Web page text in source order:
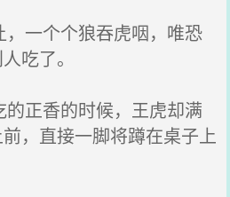
一个个狼吞虎咽，唯恐
吃了。
正香的时候，王虎却满
，直接一脚将蹲在桌子上